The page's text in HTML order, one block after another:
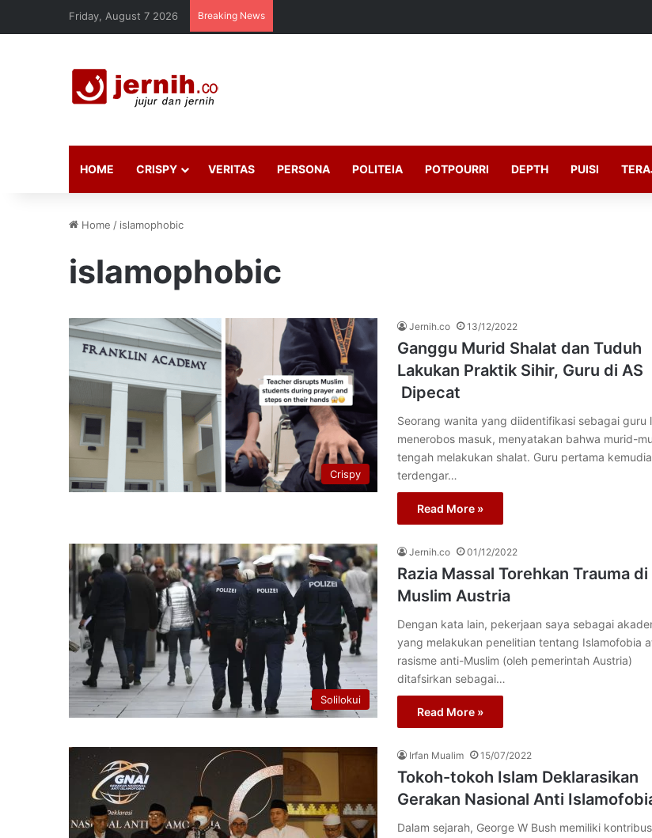
Friday, August 7 2026 Breaking News
HOME CRISPY VERITAS PERSONA POLITEIA POTPOURRI DEPTH PUISI
Home / islamophobic
islamophobic
Crispy
Jernih.co 13/12/2022
Ganggu Murid Shalat dan Tuduh
Lakukan Praktik Sihir, Guru di AS
Dipecat
Seorang wanita yang diidentifikasi sebagai guru
menerobos masuk, menyatakan bahwa murid-
tengah melakukan shalat. Guru pertama
terdengar…
Read More »
Solilokui
Jernih.co 01/12/2022
Razia Massal Torehkan Trauma
Muslim Austria
Dengan kata lain, pekerjaan saya sebagai
yang melakukan penelitian tentang Islamofobia
rasisme anti-Muslim (oleh pemerintah Austria)
ditafsirkan sebagai…
Read More »
Irfan Mualim 15/07/2022
Tokoh-tokoh Islam Deklarasikan
Gerakan Nasional Anti
Dalam sejarah, George W Bush memiliki